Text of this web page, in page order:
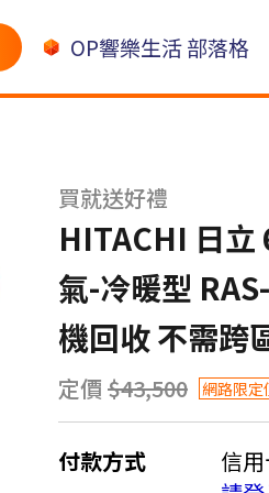
OP響樂生活 部落格
買就送好禮
HITACHI 日立
氣-冷暖型
機回收 不需跨
定價 $43,500 網路限定
付款方式
信